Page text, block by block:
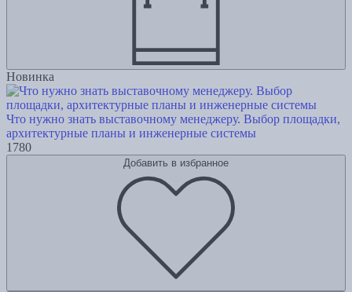
Новинка
Что нужно знать выставочному менеджеру. Выбор площадки,
архитектурные планы и инженерные системы
1780
Добавить в избранное